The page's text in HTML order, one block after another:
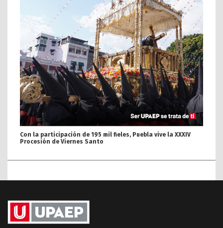
Con la participación de 195 mil fieles, Puebla vive la XXXIV
Procesión de Viernes Santo